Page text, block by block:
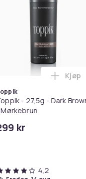
i handlekurven
Dry Shampoo
- 27,5g - Dark
kr
Legg
Kjøp
4,2